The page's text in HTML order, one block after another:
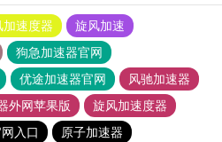
加速度器
旋风加速
狗急加速器官网
优途加速器官网
风驰加速器
外网苹果版
旋风加速度器
入口
原子加速器